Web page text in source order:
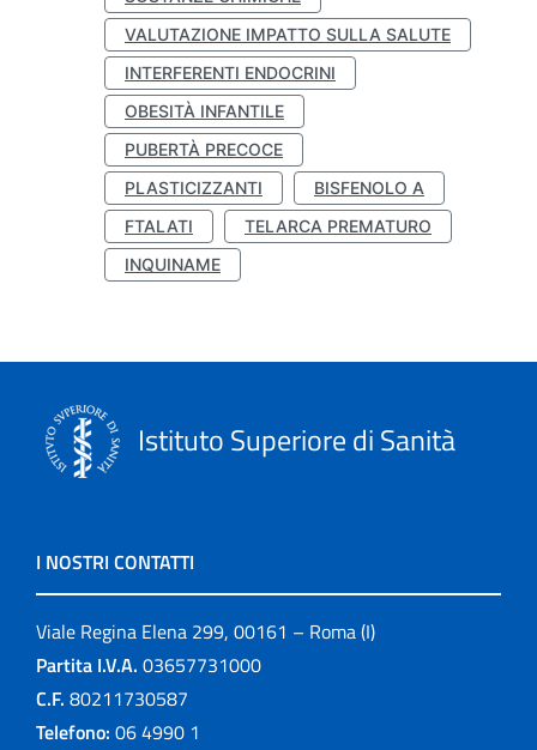
VALUTAZIONE IMPATTO SULLA SALUTE
INTERFERENTI ENDOCRINI
OBESITÀ INFANTILE
PUBERTÀ PRECOCE
PLASTICIZZANTI
BISFENOLO A
FTALATI
TELARCA PREMATURO
INQUINAME
Istituto Superiore di Sanità
I NOSTRI CONTATTI
Viale Regina Elena 299, 00161 – Roma (I)
Partita I.V.A. 03657731000
C.F. 80211730587
Telefono: 06 4990 1